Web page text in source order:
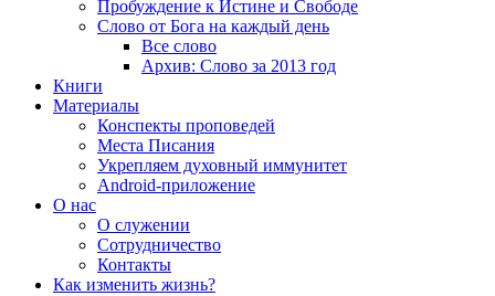
Пробуждение к Истине и Свободе
Слово от Бога на каждый день
Все слово
Архив: Слово за 2013 год
Книги
Материалы
Конспекты проповедей
Места Писания
Укрепляем духовный иммунитет
Android-приложение
О нас
О служении
Сотрудничество
Контакты
Как изменить жизнь?